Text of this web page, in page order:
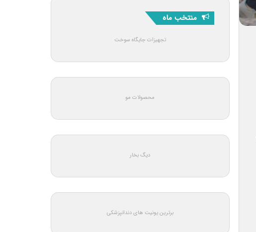
منتخب ماه
تجهیزات جایگاه سوخت
محصولات مو
دیگ بخار
برترین یونیت های دندانپزشکی